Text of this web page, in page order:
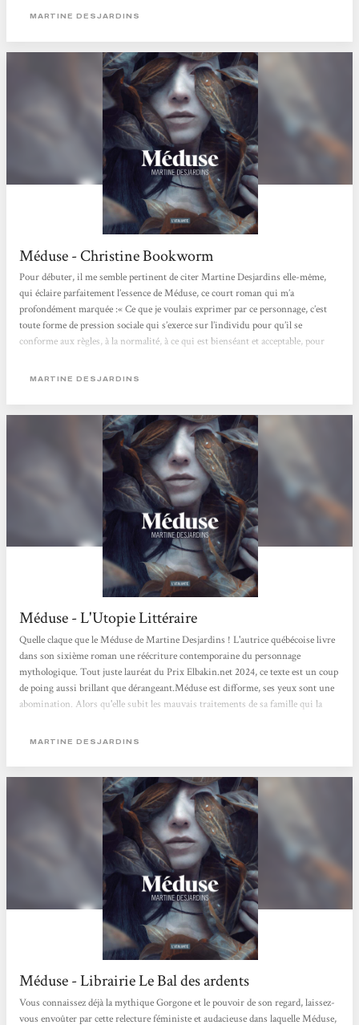
traite ici de la violence et de la conduite féminine avec une froideur et un
protagoniste principale...
MARTINE DESJARDINS
Méduse - Christine Bookworm
Pour débuter, il me semble pertinent de citer Martine Desjardins elle-même,
qui éclaire parfaitement l’essence de Méduse, ce court roman qui m’a
profondément marquée :« Ce que je voulais exprimer par ce personnage, c’est
toute forme de pression sociale qui s’exerce sur l’individu pour qu’il se
conforme aux règles, à la normalité, à ce qui est bienséant et acceptable, pour
peut pas y répondre et qu’il est écarté ? »Ce roman se distingue...
MARTINE DESJARDINS
Méduse - L'Utopie Littéraire
Quelle claque que le Méduse de Martine Desjardins ! L'autrice québécoise livre
dans son sixième roman une réécriture contemporaine du personnage
mythologique. Tout juste lauréat du Prix Elbakin.net 2024, ce texte est un coup
de poing aussi brillant que dérangeant.Méduse est difforme, ses yeux sont une
abomination. Alors qu'elle subit les mauvais traitements de sa famille qui la
par être abandonnée par ses parents dans un institut isolé...Méduse interroge la
MARTINE DESJARDINS
Méduse - Librairie Le Bal des ardents
Vous connaissez déjà la mythique Gorgone et le pouvoir de son regard, laissez-
vous envoûter par cette relecture féministe et audacieuse dans laquelle Méduse,